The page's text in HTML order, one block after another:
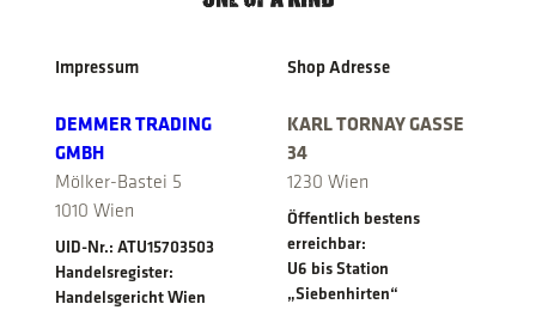
Impressum
DEMMER TRADING
GMBH
Mölker-Bastei 5
1010 Wien
UID-Nr.: ATU15703503
Handelsregister:
Handelsgericht Wien
Shop Adresse
KARL TORNAY GASSE
34
1230 Wien
Öffentlich bestens
erreichbar:
U6 bis Station
„Siebenhirten“